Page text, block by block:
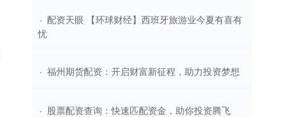
· ​配资天眼 【环球财经】西班牙旅游业今夏有喜有
忧
· ​福州期货配资：开启财富新征程，助力投资梦想
· ​股票配资查询：快速匹配资金，助你投资腾飞